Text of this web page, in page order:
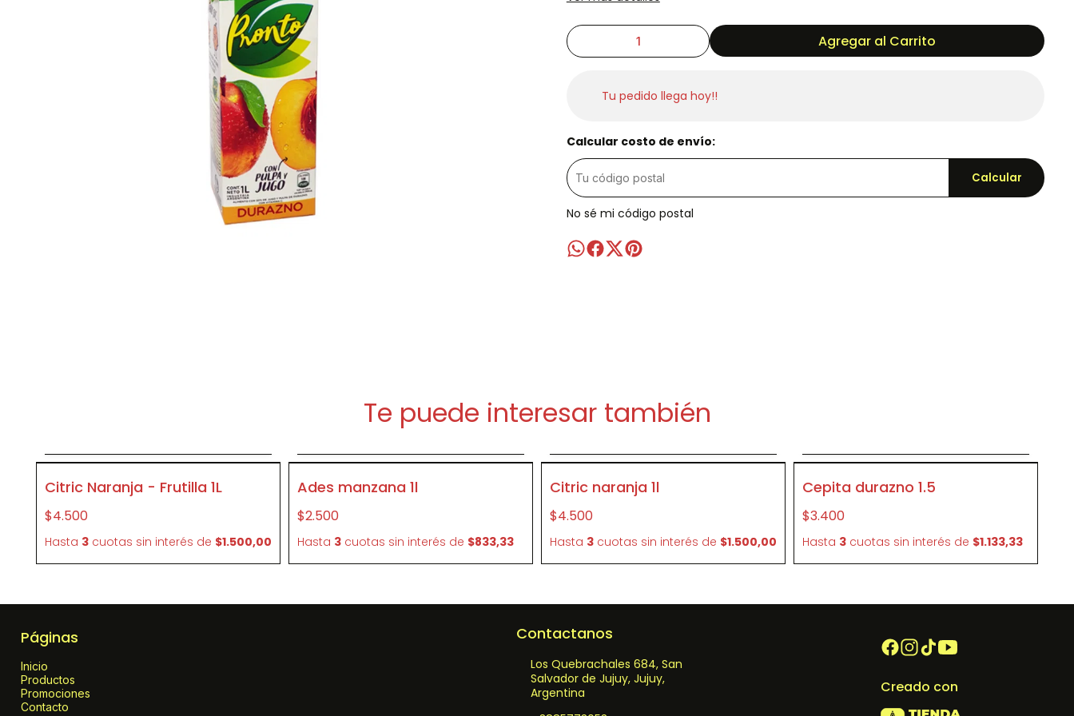
Agregar al Carrito
Tu pedido llega hoy!!
Calcular costo de envío:
Calcular
No sé mi código postal
Te puede interesar también
P419
Citric Naranja - Frutilla 1L
$4.500
Hasta 3 cuotas sin interés de $1.500,00
P95696
Ades manzana 1l
$2.500
Hasta 3 cuotas sin interés de $833,33
P416
Citric naranja 1l
$4.500
Hasta 3 cuotas sin interés de $1.500,00
P95360
Cepita durazno 1.5
$3.400
Hasta 3 cuotas sin interés de $1.133,33
Páginas
Inicio
Productos
Promociones
Contacto
Contactanos
Los Quebrachales 684, San
Salvador de Jujuy, Jujuy,
Argentina
Creado con